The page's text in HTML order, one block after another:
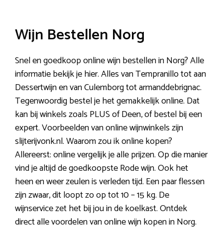
Wijn Bestellen Norg
Snel en goedkoop online wijn bestellen in Norg? Alle
informatie bekijk je hier. Alles van Tempranillo tot aan
Dessertwijn en van Culemborg tot armanddebrignac.
Tegenwoordig bestel je het gemakkelijk online. Dat
kan bij winkels zoals PLUS of Deen, of bestel bij een
expert. Voorbeelden van online wijnwinkels zijn
slijterijvonk.nl. Waarom zou ik online kopen?
Allereerst: online vergelijk je alle prijzen. Op die manier
vind je altijd de goedkoopste Rode wijn. Ook het
heen en weer zeulen is verleden tijd. Een paar flessen
zijn zwaar, dit loopt zo op tot 10 – 15 kg. De
wijnservice zet het bij jou in de koelkast. Ontdek
direct alle voordelen van online wijn kopen in Norg.